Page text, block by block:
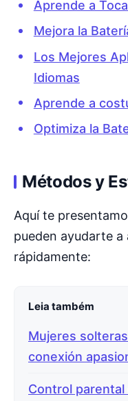
Aprende a
Mejora la
Los Mejores
Idiomas
Aprende a
Optimiza la
Métodos y
Aquí te
pueden ayudarte a
rápidamente:
Leia também
Mujeres
conexión
Control parental